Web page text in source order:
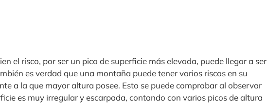
el risco, por ser un pico de superficie más elevada, puede llegar a ser
es verdad que una montaña puede tener varios riscos en su
a la que mayor altura posee. Esto se puede comprobar al observar
es muy irregular y escarpada, contando con varios picos de altura